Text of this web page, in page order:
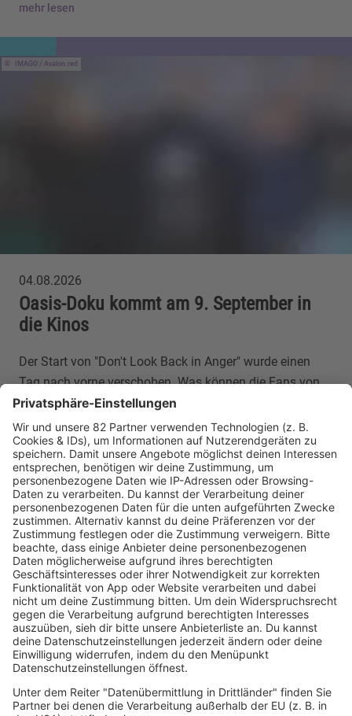
mehr lesen
IMAGO / Avalon.red
04.08.2026
Oasis-Doku kommt am 9. September in
die Kinos
Der Start von "Don't Look Back in Anger" wurde einen
Tag nach vorne verschoben. Was können die Fans von
der Doku erwarten? Und wo könnt ihr den Film später
streamen?
mehr lesen
IMAGO / TT